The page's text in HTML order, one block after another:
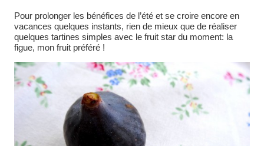
Pour prolonger les bénéfices de l’été et se croire encore en
vacances quelques instants, rien de mieux que de réaliser
quelques tartines simples avec le fruit star du moment: la
figue, mon fruit préféré !